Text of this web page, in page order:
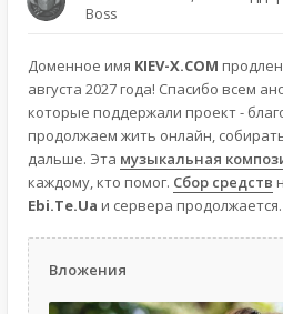
Boss
Доменное имя KIEV-X.COM
августа 2027 года! Спасибо всем
которые поддержали проект -
продолжаем жить онлайн,
дальше. Эта музыкальная
каждому, кто помог. Сбор средств
Ebi.Te.Ua и сервера
Вложения